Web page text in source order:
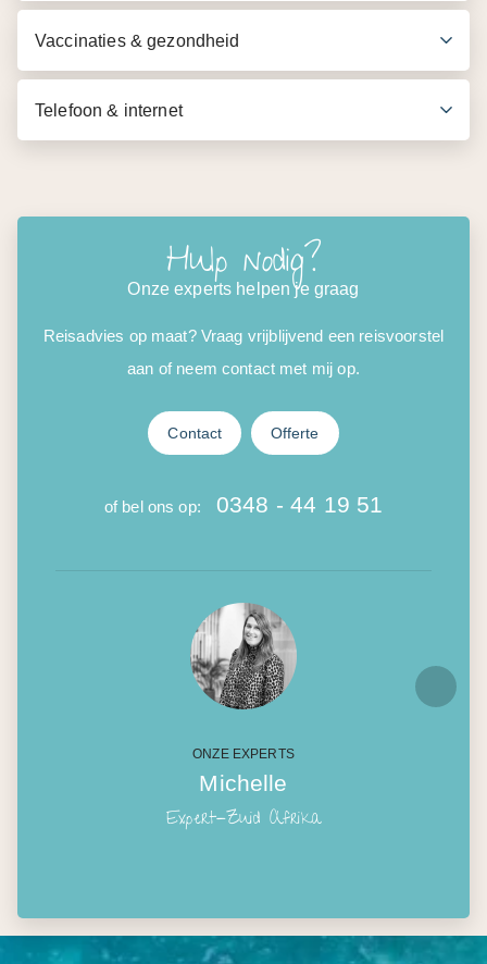
Vaccinaties & gezondheid
Telefoon & internet
Hulp nodig?
Onze experts helpen je graag
Reisadvies op maat? Vraag vrijblijvend een reisvoorstel
aan of neem contact met mij op.
Contact Offerte
of bel ons op: 0348 - 44 19 51
ONZE EXPERTS
Michelle
Expert-Zuid Afrika